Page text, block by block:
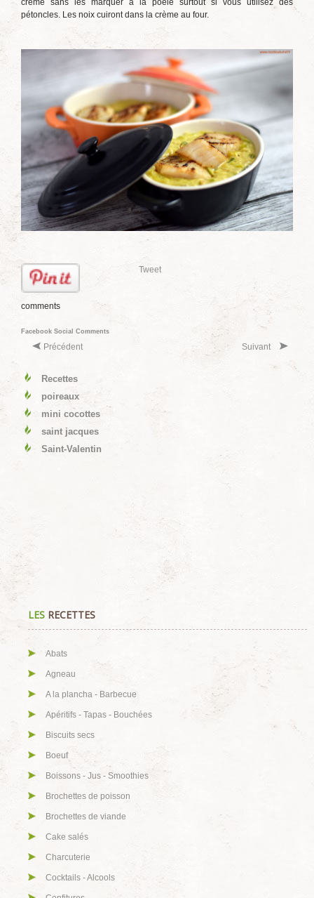
crème sans les marquer à la poêle surtout si vous utilisez des
pétoncles. Les noix cuiront dans la crème au four.
Tweet
comments
Facebook Social Comments
Précédent Suivant
Recettes
poireaux
mini cocottes
saint jacques
Saint-Valentin
LES RECETTES
Abats
Agneau
A la plancha - Barbecue
Apéritifs - Tapas - Bouchées
Biscuits secs
Boeuf
Boissons - Jus - Smoothies
Brochettes de poisson
Brochettes de viande
Cake salés
Charcuterie
Cocktails - Alcools